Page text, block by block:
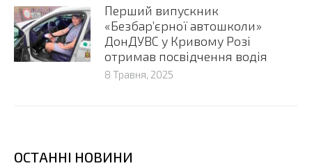
Перший випускник
«Безбар’єрної автошколи»
ДонДУВС у Кривому Розі
отримав посвідчення водія
8 Травня, 2025
ОСТАННІ НОВИНИ